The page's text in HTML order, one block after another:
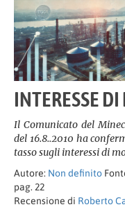
INTERESSE
Il Comunicato del
del 16.8..2010 ha
tasso sugli interessi di
Autore: Non definito
pag. 22
Recensione di Roberto